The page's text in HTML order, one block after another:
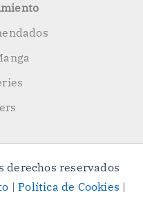
derechos reservados
|Política de Cookies |